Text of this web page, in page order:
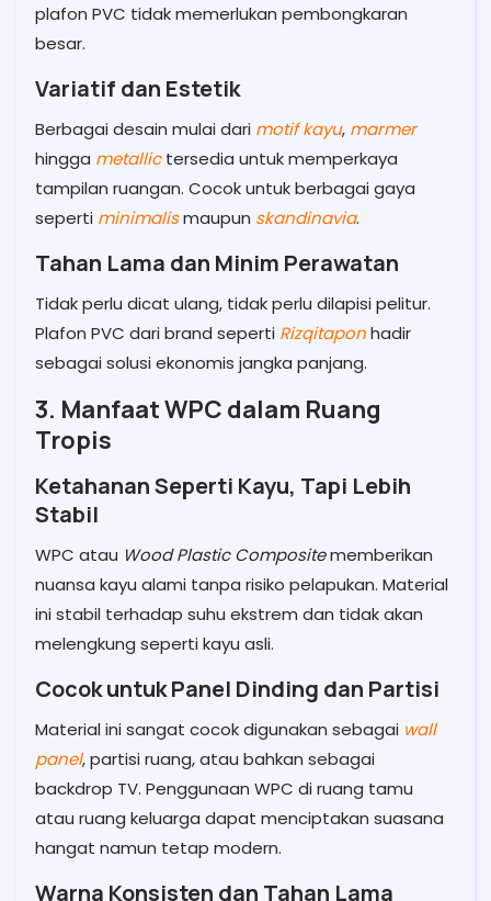
plafon PVC tidak memerlukan pembongkaran
besar.
Variatif dan Estetik
Berbagai desain mulai dari motif kayu, marmer
hingga metallictersedia untuk memperkaya
tampilan ruangan. Cocok untuk berbagai gaya
seperti minimalismaupun skandinavia.
Tahan Lama dan Minim Perawatan
Tidak perlu dicat ulang, tidak perlu dilapisi pelitur.
Plafon PVC dari brand seperti Rizqitaponhadir
sebagai solusi ekonomis jangka panjang.
3. Manfaat WPC dalam Ruang
Tropis
Ketahanan Seperti Kayu, Tapi Lebih
Stabil
WPC atau Wood Plastic Compositememberikan
nuansa kayu alami tanpa risiko pelapukan. Material
ini stabil terhadap suhu ekstrem dan tidak akan
melengkung seperti kayu asli.
Cocok untuk Panel Dinding dan Partisi
Material ini sangat cocok digunakan sebagai wall
panel, partisi ruang, atau bahkan sebagai
backdrop TV. Penggunaan WPC di ruang tamu
atau ruang keluarga dapat menciptakan suasana
hangat namun tetap modern.
Warna Konsisten dan Tahan Lama